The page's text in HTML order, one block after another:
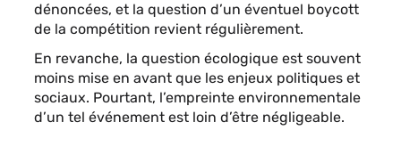
dénoncées, et la question d’un éventuel boycott
de la compétition revient régulièrement.
En revanche, la question écologique est souvent
moins mise en avant que les enjeux politiques et
sociaux. Pourtant, l’empreinte environnementale
d’un tel événement est loin d’être négligeable.